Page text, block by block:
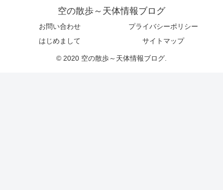
空の散歩～天体情報ブログ
お問い合わせ
プライバシーポリシー
はじめまして
サイトマップ
© 2020 空の散歩～天体情報ブログ.